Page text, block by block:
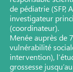
de pédiatrie (SFP,
investigateur
(coordinateur).
Menée auprès de
vulnérabilité
intervention),
grossesse